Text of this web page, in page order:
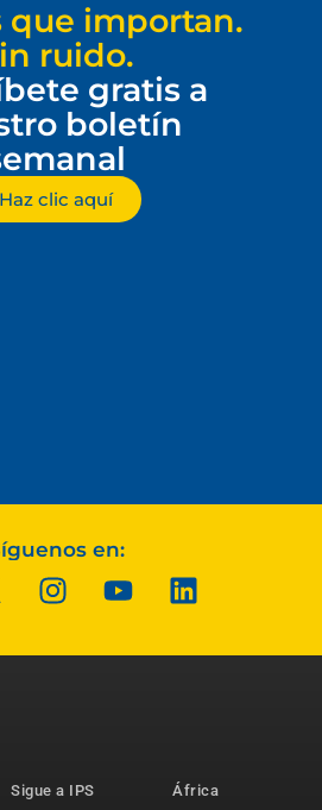
que importan.
ruido.
gratis a
boletín
Haz clic aquí
en:
Sigue a IPS
África